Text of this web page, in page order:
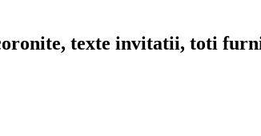
texte invitatii, toti